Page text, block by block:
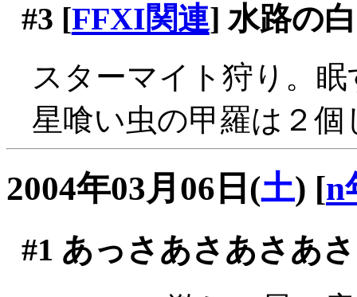
#3 [FFXI関連] 水路の
スターマイト狩り。
星喰い虫の甲羅は２
2004年03月06日(土) [n
#1 あっさあさあさあ